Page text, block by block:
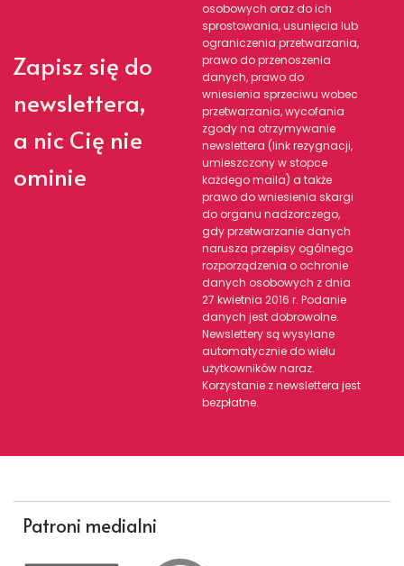
Zapisz się do
newslettera,
a nic Cię nie
ominie
osobowych oraz do ich
sprostowania, usunięcia lub
ograniczenia przetwarzania,
prawo do przenoszenia
danych, prawo do
wniesienia sprzeciwu wobec
przetwarzania, wycofania
zgody na otrzymywanie
newslettera (link rezygnacji,
umieszczony w stopce
każdego maila) a także
prawo do wniesienia skargi
do organu nadzorczego,
gdy przetwarzanie danych
narusza przepisy ogólnego
rozporządzenia o ochronie
danych osobowych z dnia
27 kwietnia 2016 r. Podanie
danych jest dobrowolne.
Newslettery są wysyłane
automatycznie do wielu
użytkowników naraz.
Korzystanie z newslettera jest
bezpłatne.
Patroni medialni